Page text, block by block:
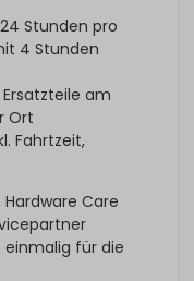
Stunden pro
4 Stunden
am
Ort
Fahrtzeit,
Care
für die